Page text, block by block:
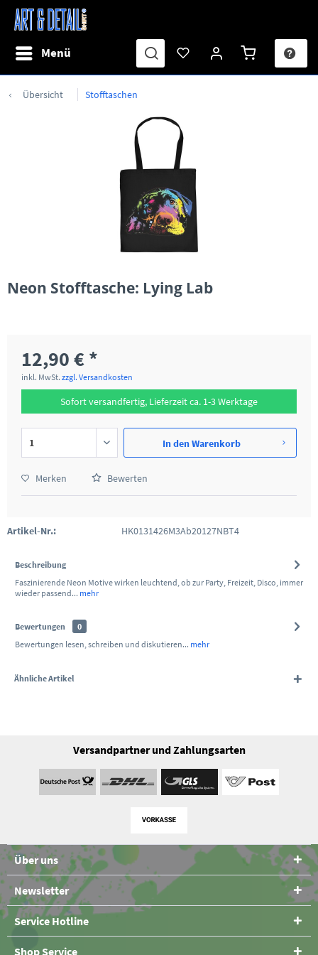
Menü
Übersicht Stofftaschen
Neon Stofftasche: Lying Lab
12,90 € *
inkl. MwSt. zzgl. Versandkosten
Sofort versandfertig, Lieferzeit ca. 1-3 Werktage
In denWarenkorb
Merken Bewerten
Artikel-Nr.: HK0131426M3Ab20127NBT4
Beschreibung
Faszinierende Neon Motive wirken leuchtend, ob zur Party, Freizeit, Disco, immer
wieder passend... mehr
Bewertungen
0
Bewertungen lesen, schreiben und diskutieren... mehr
Ähnliche Artikel
Versandpartner und Zahlungsarten
Über uns
Newsletter
Service Hotline
Shop Service